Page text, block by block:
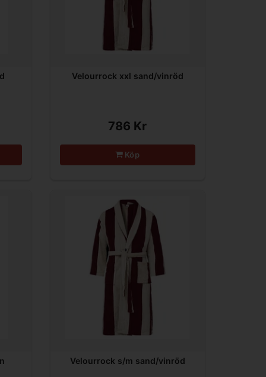
Velourrock xxl sand/vinröd
786 Kr
Köp
Velourrock s/m sand/vinröd